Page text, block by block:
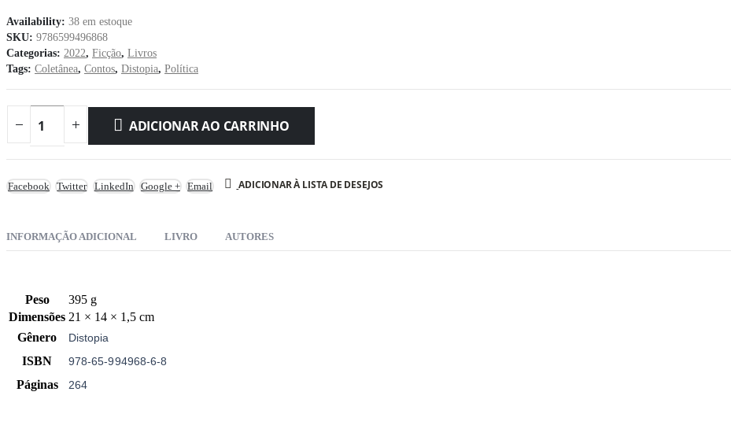
Availability: 38 em estoque
SKU: 9786599496868
Categorias: 2022, Ficção, Livros
Tags: Coletânea, Contos, Distopia, Política
ADICIONAR AO CARRINHO
Facebook Twitter LinkedIn Google + Email ADICIONAR À LISTA DE DESEJOS
INFORMAÇÃO ADICIONAL LIVRO AUTORES
Peso
395 g
Dimensões 21 × 14 × 1,5 cm
Gênero
Distopia
ISBN 978-65-994968-6-8
Páginas 264